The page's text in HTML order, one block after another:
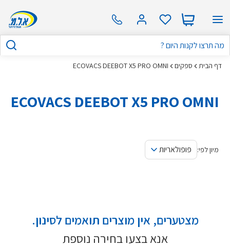
דף הבית ספקים ECOVACS DEEBOT X5 PRO OMNI
ECOVACS DEEBOT X5 PRO OMNI
מיון לפי: פופולאריות
מצטערים, אין מוצרים תואמים לסינון.
אנא בצעו בחירה נוספת